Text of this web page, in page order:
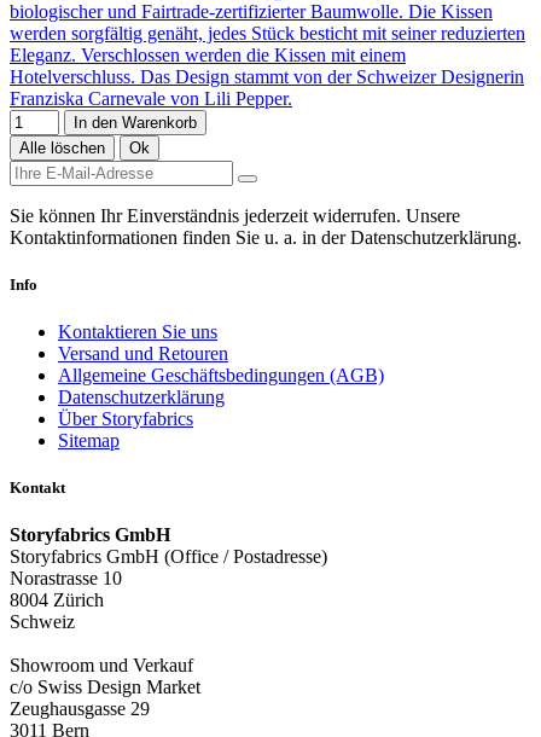
biologischer und Fairtrade-zertifizierter Baumwolle. Die Kissen
werden sorgfältig genäht, jedes Stück besticht mit seiner reduzierten
Eleganz. Verschlossen werden die Kissen mit einem
Hotelverschluss. Das Design stammt von der Schweizer Designerin
Franziska Carnevale von Lili Pepper.
In den Warenkorb
Alle löschen
Ok
Sie können Ihr Einverständnis jederzeit widerrufen. Unsere
Kontaktinformationen finden Sie u. a. in der Datenschutzerklärung.
Info
Kontaktieren Sie uns
Versand und Retouren
Allgemeine Geschäftsbedingungen (AGB)
Datenschutzerklärung
Über Storyfabrics
Sitemap
Kontakt
Storyfabrics GmbH
Storyfabrics GmbH (Office / Postadresse)
Norastrasse 10
8004 Zürich
Schweiz
Showroom und Verkauf
c/o Swiss Design Market
Zeughausgasse 29
3011 Bern